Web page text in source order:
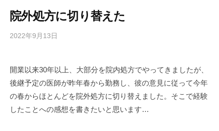
院外処方に切り替えた
2022年9月13日
u
n
k
開業以来30年以上、大部分を院内処方でやってきましたが、
後継予定の医師が昨年春から勤務し、彼の意見に従って今年
の春からほとんどを院外処方に切り替えました。そこで経験
したことへの感想を書きたいと思います…